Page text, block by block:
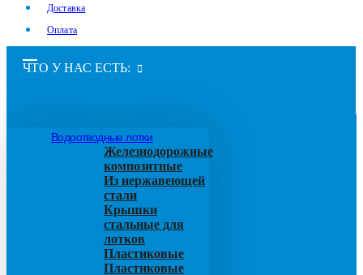
Доставка
Оплата
ЧТО У НАС ЕСТЬ:
Водоотводные лотки
Железнодорожные
композитные
Из нержавеющей
стали
Крышки
стальные для
лотков
Пластиковые
Пластиковые